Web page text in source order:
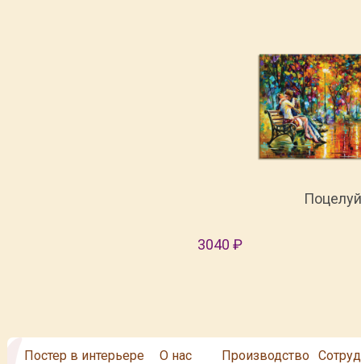
3040 ₽
Постер в интерьере О нас Производство